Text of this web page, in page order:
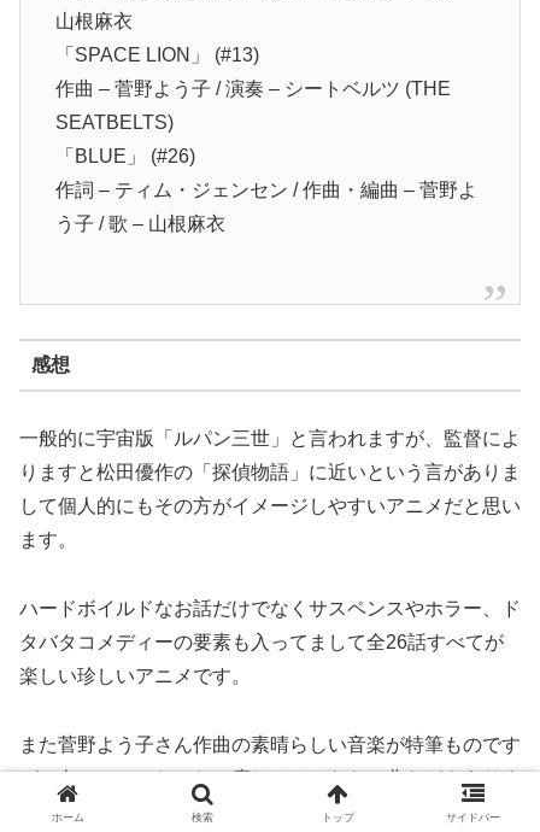
山根麻衣
「SPACE LION」 (#13)
作曲 – 菅野よう子 / 演奏 – シートベルツ (THE
SEATBELTS)
「BLUE」 (#26)
作詞 – ティム・ジェンセン / 作曲・編曲 – 菅野よ
う子 / 歌 – 山根麻衣
感想
一般的に宇宙版「ルパン三世」と言われますが、監督によ
りますと松田優作の「探偵物語」に近いという言がありま
して個人的にもその方がイメージしやすいアニメだと思い
ます。
ハードボイルドなお話だけでなくサスペンスやホラー、ド
タバタコメディーの要素も入ってまして全26話すべてが
楽しい珍しいアニメです。
また菅野よう子さん作曲の素晴らしい音楽が特筆ものです
が、名シーンにたった一度しかかからない曲などもありま
してこれも当アニメの印象的で素晴らしいところだと思い
ホーム 検索 トップ サイドバー